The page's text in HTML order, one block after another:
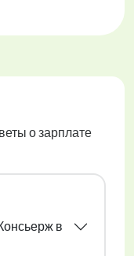
о зарплате
в